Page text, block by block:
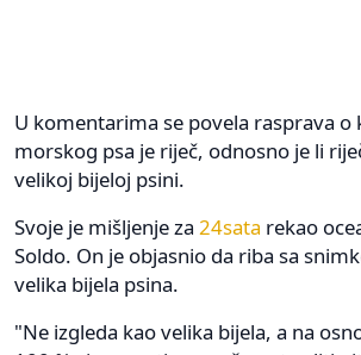
U komentarima se povela rasprava o
morskog psa je riječ, odnosno je li
velikoj bijeloj psini.
Svoje je mišljenje za 24sata rekao
Soldo. On je objasnio da riba sa
velika bijela psina.
"Ne izgleda kao velika bijela, a na